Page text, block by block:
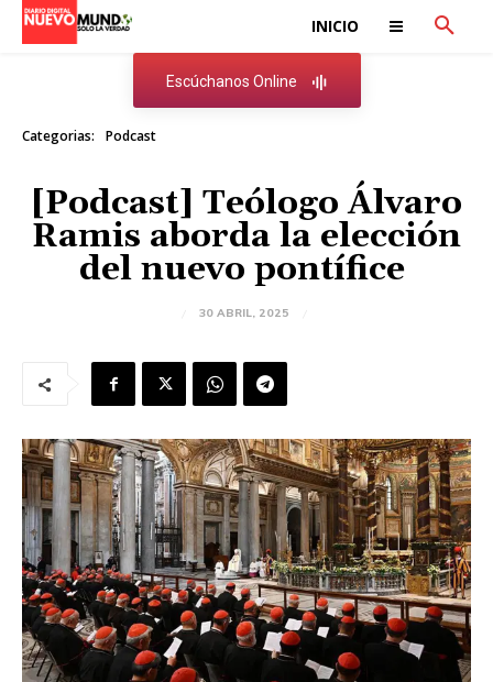
INICIO
Escúchanos Online
Categorias: Podcast
[Podcast] Teólogo Álvaro
Ramis aborda la elección
del nuevo pontífice
30 ABRIL, 2025